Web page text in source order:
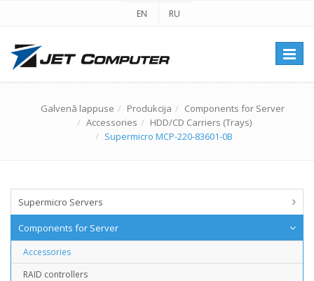
EN RU
Galvenā lappuse Produkcija
Components for Server
Accessories
HDD/CD Carriers (Trays)
Supermicro MCP-220-83601-0B
Supermicro Servers
Components for Server
Accessories
RAID controllers